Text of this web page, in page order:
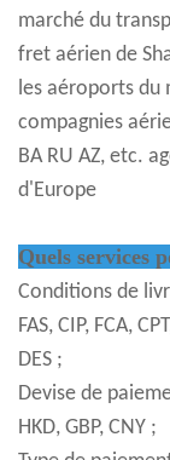
marché du
fret aérien de
les aéroports du
compagnies
BA RU AZ, etc.
d'Europe
Quels services
Conditions de
FAS, CIP, FCA,
DES ;
Devise de
HKD, GBP, CNY ;